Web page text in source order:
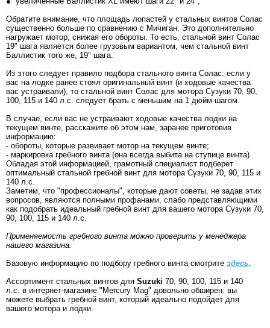
Обратите внимание, что площадь лопастей у стальных винтов Солас
существенно больше по сравнению с Мичиган. Это дополнительно
нагружает мотор, снижая его обороты. То есть, стальной винт Солас
19" шага является более грузовым вариантом, чем стальной винт
Баллистик того же, 19" шага.
Из этого следует правило подбора стального винта Солас: если у
вас на лодке ранее стоял оригинальный винт (и ходовые качества
вас устраивали), то стальной винт Солас для мотора Сузуки 70, 90,
100, 115 и 140 л.с. следует брать с меньшим на 1 дюйм шагом.
В случае, если вас не устраивают ходовые качества лодки на
текущем винте, расскажите об этом нам, заранее приготовив
информацию:
- обороты, которые развивает мотор на текущем винте;
- маркировка гребного винта (она всегда выбита на ступице винта).
Обладая этой информацией, грамотный специалист подберет
оптимальный стальной гребной винт для мотора Сузуки 70, 90, 115 и
140 л.с.
Заметим, что "профессионалы", которые дают советы, не задав этих
вопросов, являются полными профанами, слабо представляющими
как подобрать идеальный гребной винт для вашего мотора Сузуки 70,
90, 100, 115 и 140 л.с.
Применяемость гребного винта можно проверить у менеджера
нашего магазина.
Базовую информацию по подбору гребного винта смотрите здесь.
Ассортимент стальных винтов для Suzuki 70, 90, 100, 115 и 140
л.с. в интернет-магазине "Mercury Mag" довольно обширен: вы
можете выбрать гребной винт, который идеально подойдет для
вашего мотора и лодки.